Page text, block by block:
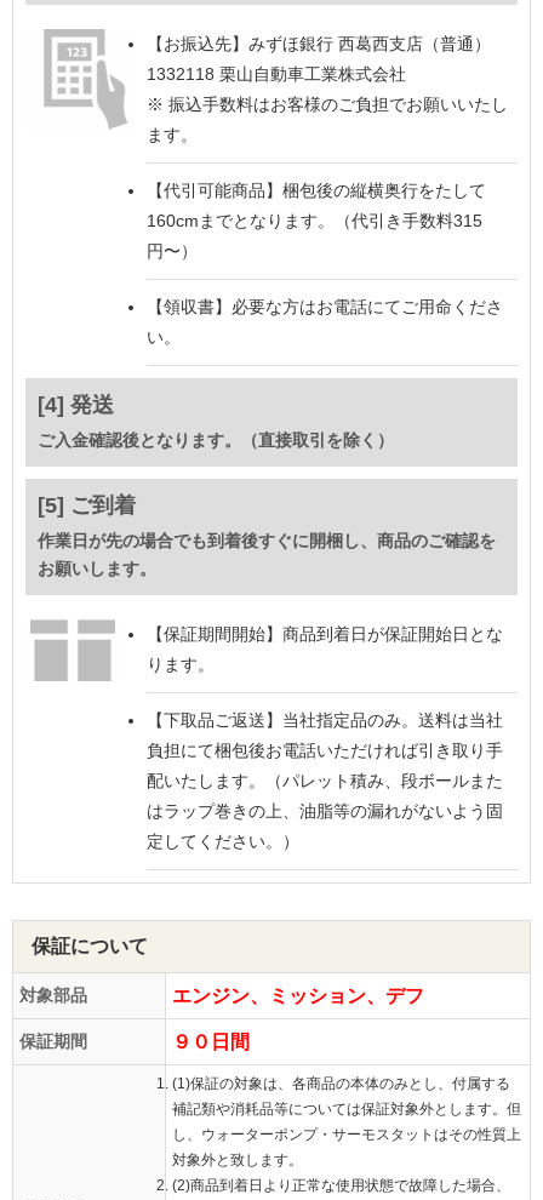
【お振込先】 みずほ銀行 西葛西支店（普通）
1332118 栗山自動車工業株式会社
※ 振込手数料はお客様のご負担でお願いいたし
ます。
【代引可能商品】 梱包後の縦横奥行をたして
160cmまでとなります。（代引き手数料315
円〜）
【領収書】 必要な方はお電話にてご用命くださ
い。
[4] 発送
ご入金確認後となります。（直接取引を除く）
[5] ご到着
作業日が先の場合でも到着後すぐに開梱し、商品のご確認を
お願いします。
【保証期間開始】 商品到着日が保証開始日とな
ります。
【下取品ご返送】 当社指定品のみ。送料は当社
負担にて梱包後お電話いただければ引き取り手
配いたします。（パレット積み、段ボールまた
はラップ巻きの上、油脂等の漏れがないよう固
定してください。）
保証について
対象部品 エンジン、ミッション、デフ
保証期間 ９０日間
(1)保証の対象は、各商品の本体のみとし、付属する
補記類や消耗品等については保証対象外とします。但
し、ウォーターポンプ・サーモスタットはその性質上
対象外と致します。
(2)商品到着日より正常な使用状態で故障した場合、